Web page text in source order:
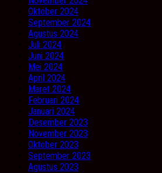
Oktober 2024
September 2024
Agustus 2024
Juli 2024
Juni 2024
Mei 2024
April 2024
Maret 2024
Februari 2024
Januari 2024
Desember 2023
November 2023
Oktober 2023
September 2023
Agustus 2023